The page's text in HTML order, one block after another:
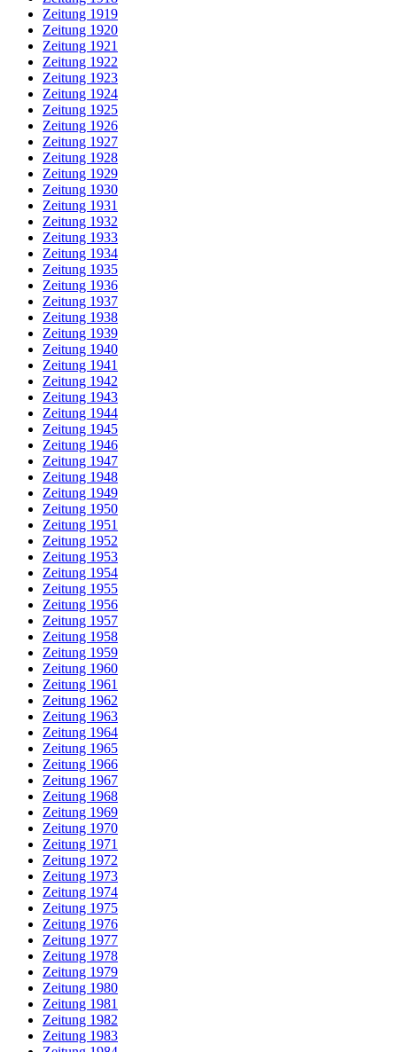
Zeitung 1919
Zeitung 1920
Zeitung 1921
Zeitung 1922
Zeitung 1923
Zeitung 1924
Zeitung 1925
Zeitung 1926
Zeitung 1927
Zeitung 1928
Zeitung 1929
Zeitung 1930
Zeitung 1931
Zeitung 1932
Zeitung 1933
Zeitung 1934
Zeitung 1935
Zeitung 1936
Zeitung 1937
Zeitung 1938
Zeitung 1939
Zeitung 1940
Zeitung 1941
Zeitung 1942
Zeitung 1943
Zeitung 1944
Zeitung 1945
Zeitung 1946
Zeitung 1947
Zeitung 1948
Zeitung 1949
Zeitung 1950
Zeitung 1951
Zeitung 1952
Zeitung 1953
Zeitung 1954
Zeitung 1955
Zeitung 1956
Zeitung 1957
Zeitung 1958
Zeitung 1959
Zeitung 1960
Zeitung 1961
Zeitung 1962
Zeitung 1963
Zeitung 1964
Zeitung 1965
Zeitung 1966
Zeitung 1967
Zeitung 1968
Zeitung 1969
Zeitung 1970
Zeitung 1971
Zeitung 1972
Zeitung 1973
Zeitung 1974
Zeitung 1975
Zeitung 1976
Zeitung 1977
Zeitung 1978
Zeitung 1979
Zeitung 1980
Zeitung 1981
Zeitung 1982
Zeitung 1983